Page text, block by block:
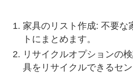
家具のリスト作成: 不要な
トにまとめます。
リサイクルオプションの
具をリサイクルできるセ